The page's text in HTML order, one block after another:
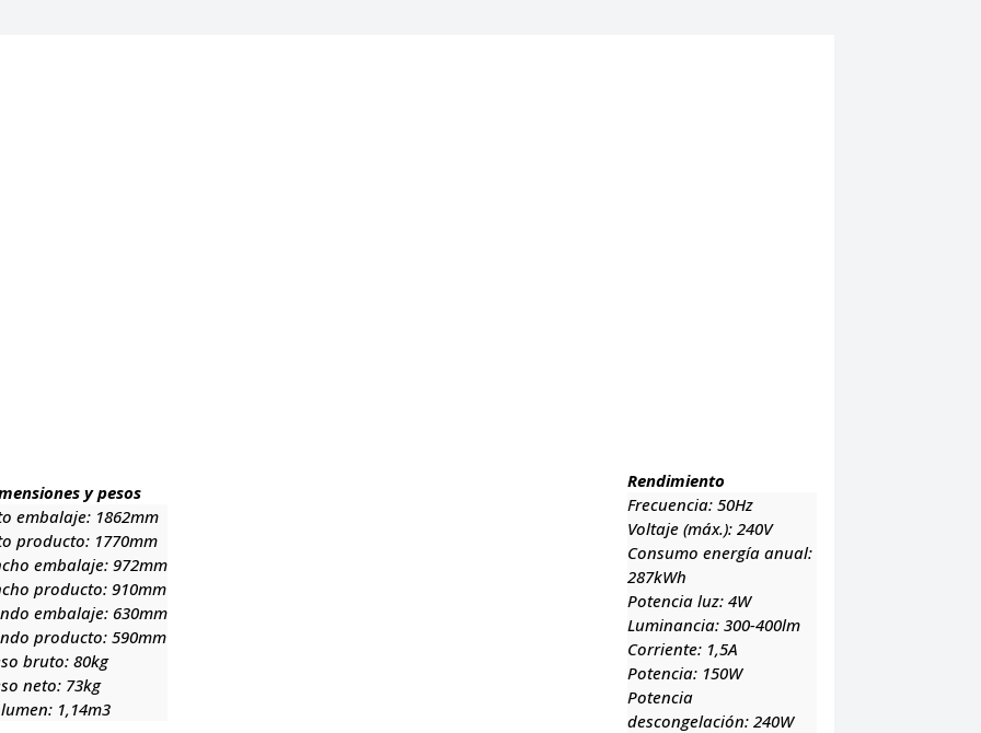
y pesos
embalaje: 1862mm
producto: 1770mm
embalaje:972mm
producto:910mm
embalaje: 630mm
producto:590mm
bruto:80kg
neto: 73kg
1,14m3
Rendimiento
Frecuencia:50Hz
Voltaje (máx.):240V
Consumo energía anual:
287kWh
Potencia luz:4W
Luminancia:300-400lm
Corriente: 1,5A
Potencia: 150W
Potencia
descongelación:240W